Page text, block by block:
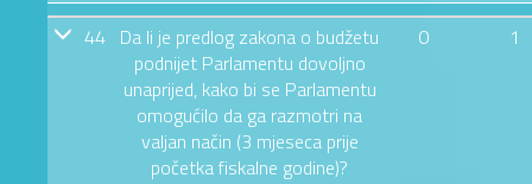
44 Da li je predlog zakona o budžetu
podnijet Parlamentu dovoljno
unaprijed, kako bi se Parlamentu
omogućilo da ga razmotri na
valjan način (3 mjeseca prije
početka fiskalne godine)?
0 1